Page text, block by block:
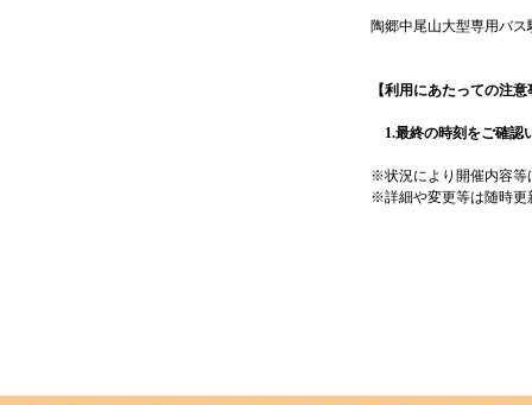
陶郷中尾山大型専用バ
【利用にあたっての注
1.最終の時刻をご確認
※状況により開催内容等
※詳細や変更等は随時更